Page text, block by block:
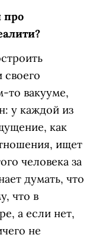
про
то вакууме,
у каждой из
как
ищет
человека за
думать, что
что в
а если нет,
не